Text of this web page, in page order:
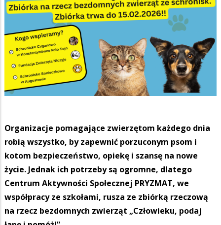
Organizacje pomagające zwierzętom każdego dnia
robią wszystko, by zapewnić porzuconym psom i
kotom bezpieczeństwo, opiekę i szansę na nowe
życie. Jednak ich potrzeby są ogromne, dlatego
Centrum Aktywności Społecznej PRYZMAT, we
współpracy ze szkołami, rusza ze zbiórką rzeczową
na rzecz bezdomnych zwierząt „Człowieku, podaj